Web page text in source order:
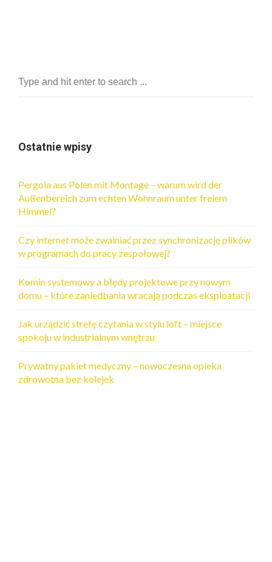
Ostatnie wpisy
Pergola aus Polen mit Montage – warum wird der
Außenbereich zum echten Wohnraum unter freiem
Himmel?
Czy internet może zwalniać przez synchronizację plików
w programach do pracy zespołowej?
Komin systemowy a błędy projektowe przy nowym
domu – które zaniedbania wracają podczas eksploatacji
Jak urządzić strefę czytania w stylu loft – miejsce
spokoju w industrialnym wnętrzu
Prywatny pakiet medyczny – nowoczesna opieka
zdrowotna bez kolejek